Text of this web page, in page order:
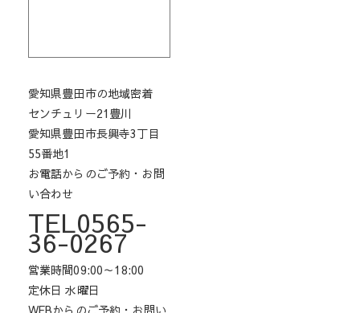
愛知県豊田市の地域密着
センチュリー21豊川
愛知県豊田市長興寺3丁目
55番地1
お電話からのご予約・お問
い合わせ
TEL0565-
36-0267
営業時間09:00～18:00
定休日 水曜日